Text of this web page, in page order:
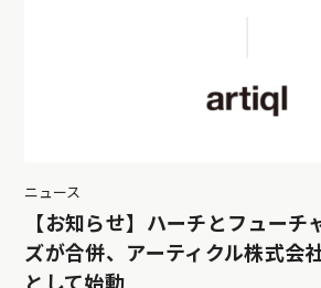
ニュース
【お知らせ】ハーチとフューチ
ズが合併、アーティクル株式会
として始動